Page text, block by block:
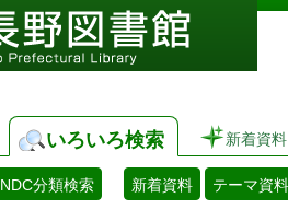
いろいろ検索 新着資料
NDC分類検索 新着資料 テーマ資料